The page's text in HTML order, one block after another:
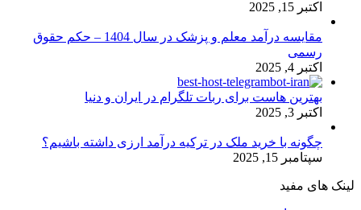
اکتبر 15, 2025
مقایسه درآمد معلم و پزشک در سال 1404 – حکم حقوق
رسمی
اکتبر 4, 2025
بهترین هاست برای ربات تلگرام در ایران و دنیا
اکتبر 3, 2025
چگونه با خرید ملک در ترکیه درآمد ارزی داشته باشیم؟
سپتامبر 15, 2025
لینک های مفید